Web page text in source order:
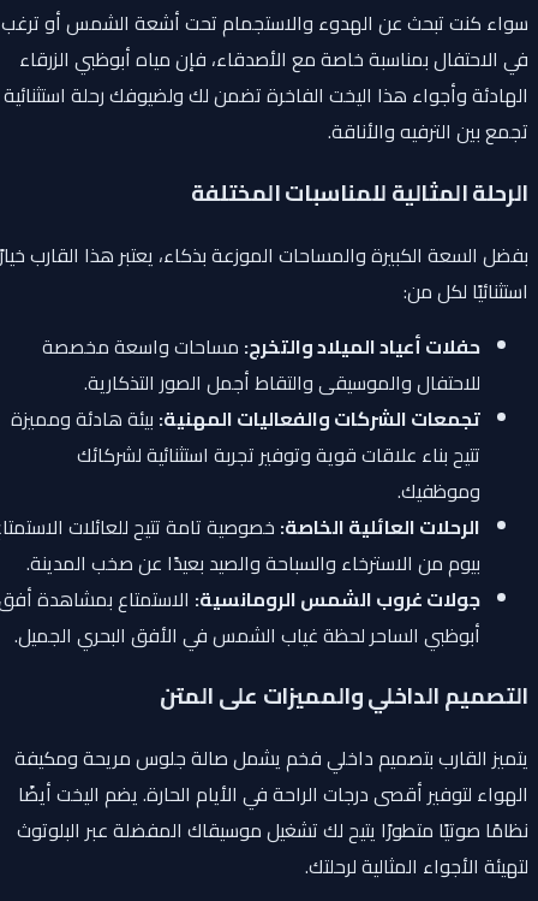
سواء كنت تبحث عن الهدوء والاستجمام تحت أشعة الشمس أو ترغب
في الاحتفال بمناسبة خاصة مع الأصدقاء، فإن مياه أبوظبي الزرقاء
الهادئة وأجواء هذا اليخت الفاخرة تضمن لك ولضيوفك رحلة استثنائية
تجمع بين الترفيه والأناقة.
الرحلة المثالية للمناسبات المختلفة
بفضل السعة الكبيرة والمساحات الموزعة بذكاء، يعتبر هذا القارب خيارًا
استثنائيًا لكل من:
حفلات أعياد الميلاد والتخرج:مساحات واسعة مخصصة
للاحتفال والموسيقى والتقاط أجمل الصور التذكارية.
تجمعات الشركات والفعاليات المهنية:بيئة هادئة ومميزة
تتيح بناء علاقات قوية وتوفير تجربة استثنائية لشركائك
وموظفيك.
الرحلات العائلية الخاصة:خصوصية تامة تتيح للعائلات الاستمتاع
بيوم من الاسترخاء والسباحة والصيد بعيدًا عن صخب المدينة.
جولات غروب الشمس الرومانسية:الاستمتاع بمشاهدة أفق
أبوظبي الساحر لحظة غياب الشمس في الأفق البحري الجميل.
التصميم الداخلي والمميزات على المتن
يتميز القارب بتصميم داخلي فخم يشمل صالة جلوس مريحة ومكيفة
الهواء لتوفير أقصى درجات الراحة في الأيام الحارة. يضم اليخت أيضًا
نظامًا صوتيًا متطورًا يتيح لك تشغيل موسيقاك المفضلة عبر البلوتوث
لتهيئة الأجواء المثالية لرحلتك.